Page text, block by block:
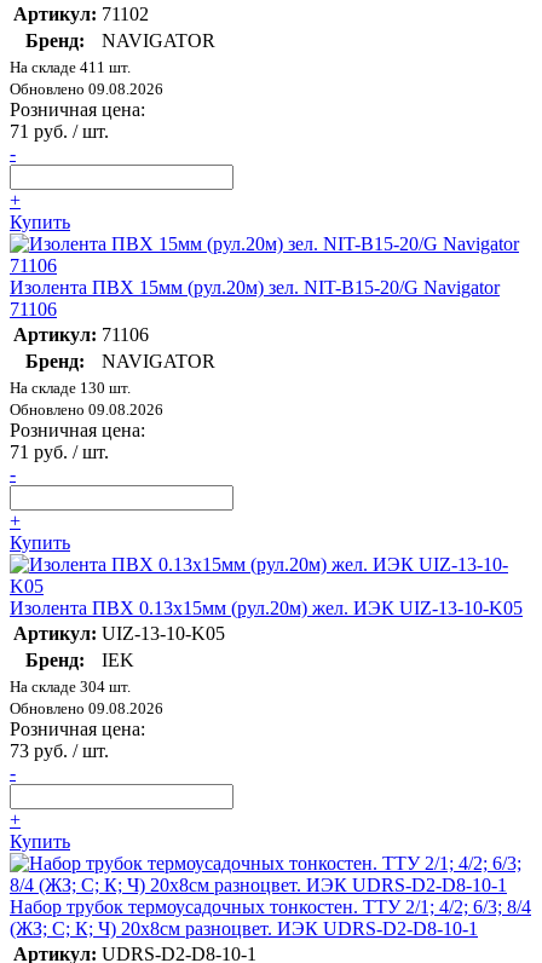
Артикул: 71102
Бренд:
NAVIGATOR
На складе 411 шт.
Обновлено 09.08.2026
Розничная цена:
71 руб. / шт.
-
+
Купить
Изолента ПВХ 15мм (рул.20м) зел. NIT-B15-20/G Navigator
71106
Артикул: 71106
Бренд:
NAVIGATOR
На складе 130 шт.
Обновлено 09.08.2026
Розничная цена:
71 руб. / шт.
-
+
Купить
Изолента ПВХ 0.13х15мм (рул.20м) жел. ИЭК UIZ-13-10-K05
Артикул: UIZ-13-10-K05
Бренд:
IEK
На складе 304 шт.
Обновлено 09.08.2026
Розничная цена:
73 руб. / шт.
-
+
Купить
Набор трубок термоусадочных тонкостен. ТТУ 2/1; 4/2; 6/3; 8/4
(ЖЗ; С; К; Ч) 20х8см разноцвет. ИЭК UDRS-D2-D8-10-1
Артикул: UDRS-D2-D8-10-1